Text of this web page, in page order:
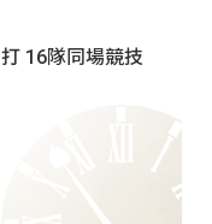
16隊同場競技